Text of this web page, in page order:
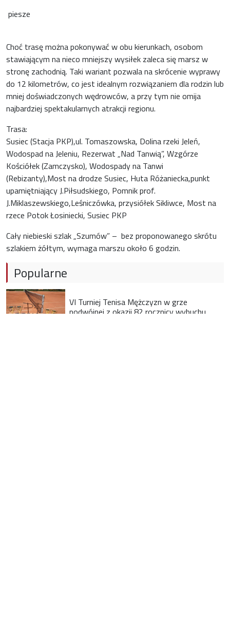
piesze
Choć trasę można pokonywać w obu kierunkach, osobom
stawiającym na nieco mniejszy wysiłek zaleca się marsz w
stronę zachodnią. Taki wariant pozwala na skrócenie wyprawy
do 12 kilometrów, co jest idealnym rozwiązaniem dla rodzin lub
mniej doświadczonych wędrowców, a przy tym nie omija
najbardziej spektakularnych atrakcji regionu.
Trasa:
Susiec (Stacja PKP),ul. Tomaszowska, Dolina rzeki Jeleń,
Wodospad na Jeleniu, Rezerwat „Nad Tanwią”, Wzgórze
Kościółek (Zamczysko), Wodospady na Tanwi
(Rebizanty),Most na drodze Susiec, Huta Różaniecka,punkt
upamiętniający J.Piłsudskiego, Pomnik prof.
J.Miklaszewskiego,Leśniczówka, przysiółek Sikliwce, Most na
rzece Potok Łosiniecki, Susiec PKP
Cały niebieski szlak „Szumów” – bez proponowanego skrótu
szlakiem żółtym, wymaga marszu około 6 godzin.
Popularne
VI Turniej Tenisa Mężczyzn w grze
podwójnej z okazji 82 rocznicy wybuchu